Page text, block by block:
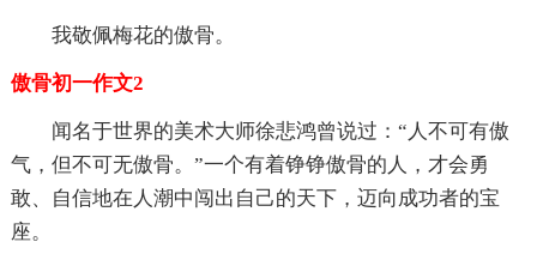
我敬佩梅花的傲骨。
傲骨初一作文2
闻名于世界的美术大师徐悲鸿曾说过：“人不可有傲
气，但不可无傲骨。”一个有着铮铮傲骨的人，才会勇
敢、自信地在人潮中闯出自己的天下，迈向成功者的宝
座。